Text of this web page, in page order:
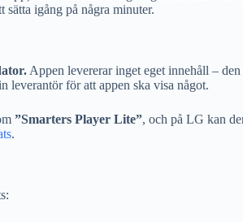
igång på några minuter.
Appen levererar inget eget innehåll –
leverantör för att appen ska visa något.
”Smarters Player Lite”, och på LG kan
.